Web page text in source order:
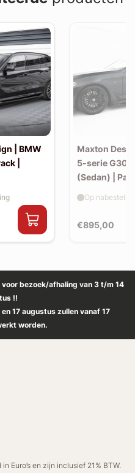
| BMW
|
Maxton
5-serie G30
(Sedan) |
€895,00
Op
bezoek/afhaling van 3 t/m 14
!!
17 augustus zullen vanaf 17
worden.
Euro’s en zijn inclusief 21% BTW.